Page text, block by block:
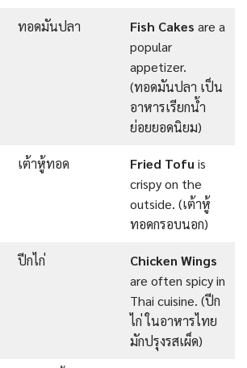
ทอดมันปลา Fish Cakes are a
popular
appetizer.
(ทอดมันปลา เป็น
อาหารเรียกน้ำ
ย่อยยอดนิยม)
เต้าหู้ทอด Fried Tofuis
crispy on the
outside. (เต้าหู้
ทอดกรอบนอก)
ปีกไก่
Chicken Wings
are often spicy in
Thai cuisine. (ปีก
ไก่ ในอาหารไทย
มักปรุงรสเผ็ด)